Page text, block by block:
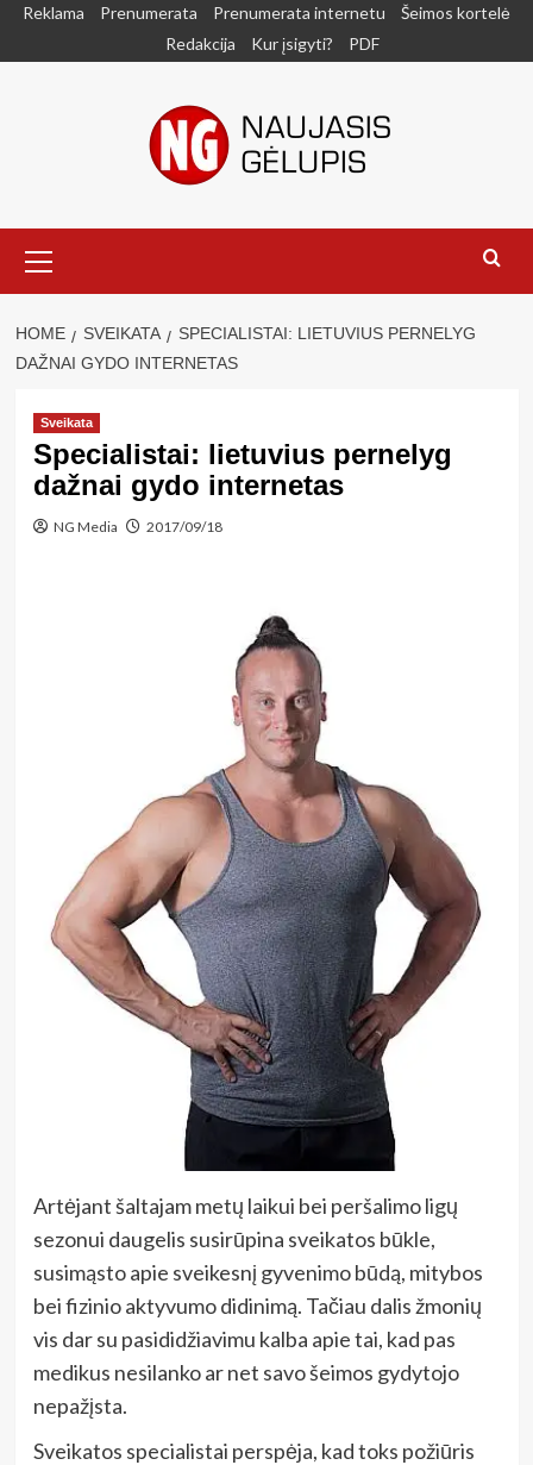
SkipReklama Prenumerata Prenumerata internetu
Šeimos kortelė
Redakcija
Kur įsigyti? PDF
Menu
HOME SVEIKATA
SPECIALISTAI: LIETUVIUS PERNELYG
DAŽNAI GYDO INTERNETAS
Sveikata
Specialistai: lietuvius pernelyg
dažnai gydo internetas
NG Media 2017/09/18
Artėjant šaltajam metų laikui bei peršalimo ligų
sezonui daugelis susirūpina sveikatos būkle,
susimąsto apie sveikesnį gyvenimo būdą, mitybos
bei fizinio aktyvumo didinimą. Tačiau dalis žmonių
vis dar su pasididžiavimu kalba apie tai, kad pas
medikus nesilanko ar net savo šeimos gydytojo
nepažįsta.
Sveikatos specialistai perspėja, kad toks požiūris